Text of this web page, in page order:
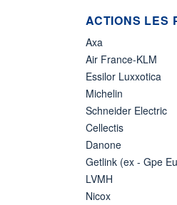
ACTIONS LES
Axa
Air France-KLM
Essilor Luxxotica
Michelin
Schneider Electric
Cellectis
Danone
Getlink (ex - Gpe
LVMH
Nicox